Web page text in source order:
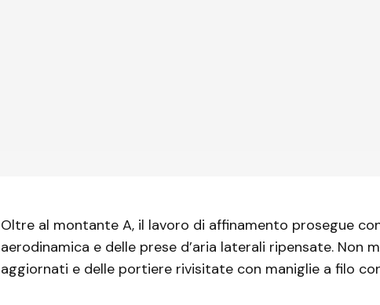
Oltre al montante A, il lavoro di affinamento prosegue
aerodinamica e delle prese d’aria laterali ripensate. Non
aggiornati e delle portiere rivisitate con maniglie a filo